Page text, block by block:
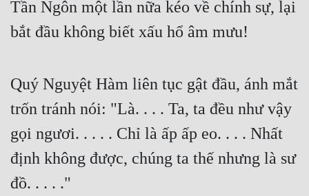
Tần Ngôn một lần nữa kéo về chính sự, lại
bắt đầu không biết xấu hổ âm mưu!
Quý Nguyệt Hàm liên tục gật đầu, ánh mắt
trốn tránh nói: "Là. . . . Ta, ta đều như vậy
gọi ngươi. . . . . Chỉ là ấp ấp eo. . . . Nhất
định không được, chúng ta thế nhưng là sư
đồ. . . . ."